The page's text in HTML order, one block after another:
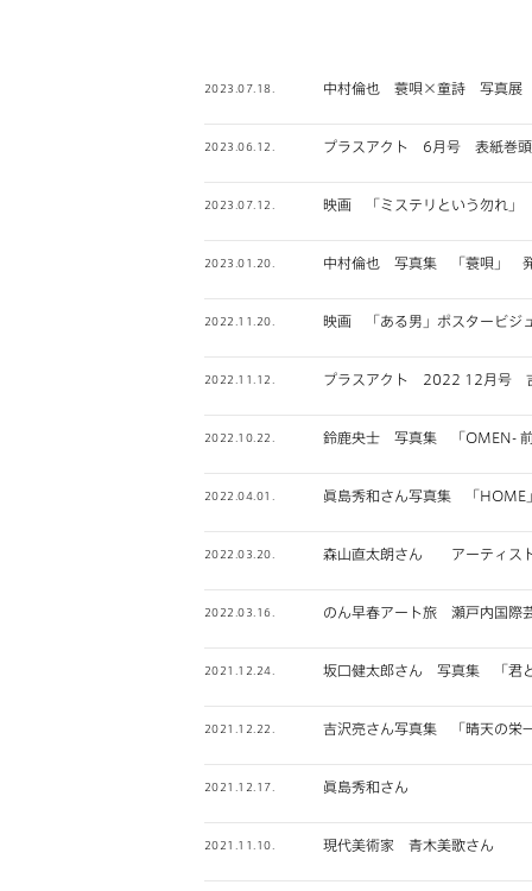
2023.07.18. 中村倫也 蓑唄×童詩 写真展
2023.06.12. プラスアクト 6月号 表紙巻頭
2023.07.12. 映画 「ミステリという勿れ」
2023.01.20. 中村倫也 写真集 「蓑唄」
2022.11.20. 映画 「ある男」ポスタービジ
2022.11.12. プラスアクト 2022 12月号
2022.10.22. 鈴鹿央士 写真集 「OMEN- 前
2022.04.01. 眞島秀和さん写真集 「HOME
2022.03.20. 森山直太朗さん アーティス
2022.03.16. のん早春アート旅 瀬戸内国
2021.12.24. 坂口健太郎さん 写真集 「君
2021.12.22. 吉沢亮さん写真集 「晴天の栄
2021.12.17. 眞島秀和さん
2021.11.10. 現代美術家 青木美歌さん